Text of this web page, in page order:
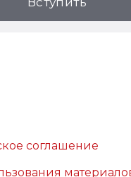
соглашение